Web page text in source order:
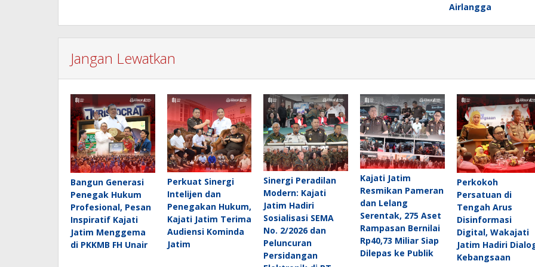
Airlangga
Jangan Lewatkan
Bangun Generasi
Penegak Hukum
Profesional, Pesan
Inspiratif Kajati
Jatim Menggema
di PKKMB FH Unair
Perkuat Sinergi
Intelijen dan
Penegakan Hukum,
Kajati Jatim Terima
Audiensi Kominda
Jatim
Sinergi Peradilan
Modern: Kajati
Jatim Hadiri
Sosialisasi SEMA
No. 2/2026 dan
Peluncuran
Persidangan
Kajati Jatim
Resmikan Pameran
dan Lelang
Serentak, 275 Aset
Rampasan Bernilai
Rp40,73 Miliar Siap
Dilepas ke Publik
Perkokoh
Persatuan di
Tengah Arus
Disinformasi
Digital, Wakajati
Jatim Hadiri
Kebangsaan